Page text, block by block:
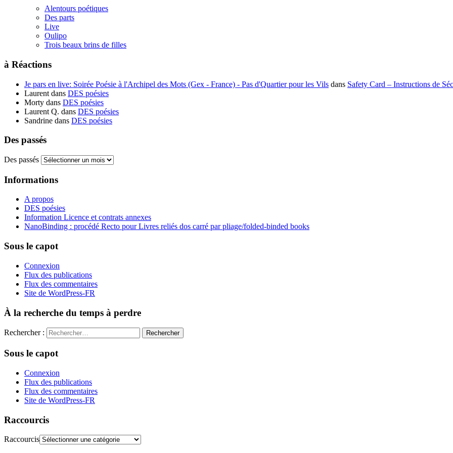
Alentours poétiques
Des parts
Live
Oulipo
Trois beaux brins de filles
à Réactions
Je pars en live: Soirée Poésie à l'Archipel des Mots (Gex - France) - Pas d'Quartier pour les Vils dans Safety Card – Instructions de
Laurent dans DES poésies
Morty dans DES poésies
Laurent Q. dans DES poésies
Sandrine dans DES poésies
Des passés
Des passés
Informations
A propos
DES poésies
Information Licence et contrats annexes
NanoBinding : procédé Recto pour Livres reliés dos carré par pliage/folded-binded books
Sous le capot
Connexion
Flux des publications
Flux des commentaires
Site de WordPress-FR
À la recherche du temps à perdre
Rechercher :
Sous le capot
Connexion
Flux des publications
Flux des commentaires
Site de WordPress-FR
Raccourcis
Raccourcis